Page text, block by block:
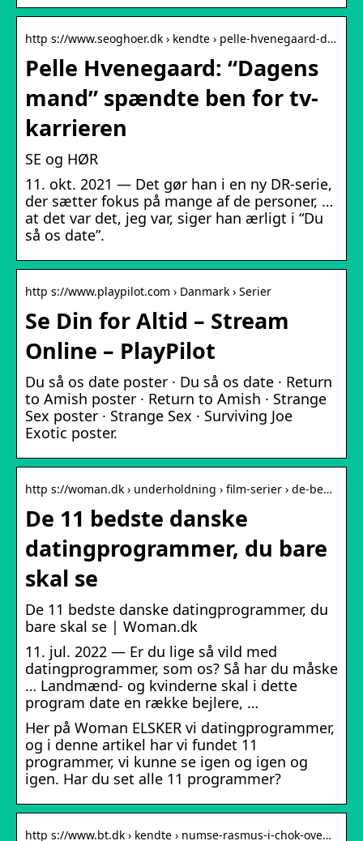
http s://www.seoghoer.dk › kendte › pelle-hvenegaard-d…
Pelle Hvenegaard: “Dagens
mand” spændte ben for tv-
karrieren
SE og HØR
11. okt. 2021 — Det gør han i en ny DR-serie,
der sætter fokus på mange af de personer, …
at det var det, jeg var, siger han ærligt i “Du
så os date”.
http s://www.playpilot.com › Danmark › Serier
Se Din for Altid – Stream
Online – PlayPilot
Du så os date poster · Du så os date · Return
to Amish poster · Return to Amish · Strange
Sex poster · Strange Sex · Surviving Joe
Exotic poster.
http s://woman.dk › underholdning › film-serier › de-be…
De 11 bedste danske
datingprogrammer, du bare
skal se
De 11 bedste danske datingprogrammer, du
bare skal se | Woman.dk
11. jul. 2022 — Er du lige så vild med
datingprogrammer, som os? Så har du måske
… Landmænd- og kvinderne skal i dette
program date en række bejlere, …
Her på Woman ELSKER vi datingprogrammer,
og i denne artikel har vi fundet 11
programmer, vi kunne se igen og igen og
igen. Har du set alle 11 programmer?
http s://www.bt.dk › kendte › numse-rasmus-i-chok-ove…